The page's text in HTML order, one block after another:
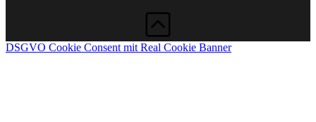
DSGVO Cookie Consent mit Real Cookie Banner